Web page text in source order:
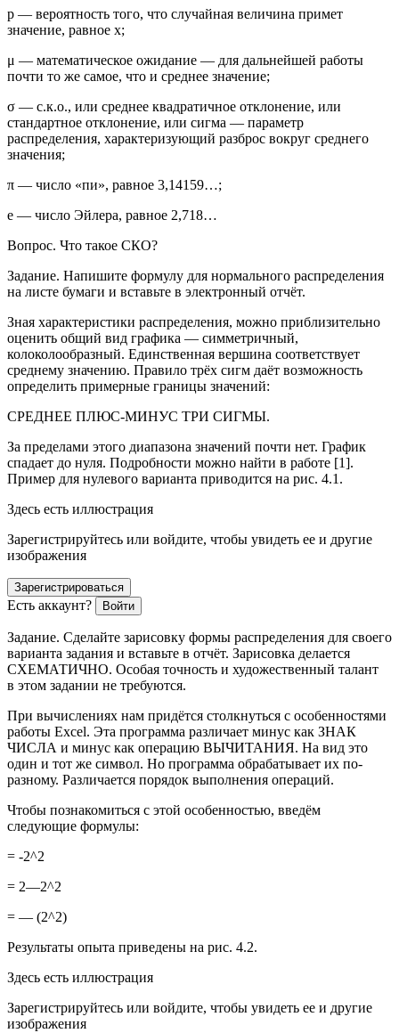
p — вероятность того, что случайная величина примет
значение, равное х;
μ — математическое ожидание — для дальнейшей работы
почти то же самое, что и среднее значение;
σ — с.к.о., или среднее квадратичное отклонение, или
стандартное отклонение, или сигма — параметр
распределения, характеризующий разброс вокруг среднего
значения;
π — число «пи», равное 3,14159…;
е — число Эйлера, равное 2,718…
Вопрос. Что такое СКО?
Задание. Напишите формулу для нормального распределения
на листе бумаги и вставьте в электронный отчёт.
Зная характеристики распределения, можно приблизительно
оценить общий вид графика — симметричный,
колоколообразный. Единственная вершина соответствует
среднему значению. Правило трёх сигм даёт возможность
определить примерные границы значений:
СРЕДНЕЕ ПЛЮС-МИНУС ТРИ СИГМЫ.
За пределами этого диапазона значений почти нет. График
спадает до нуля. Подробности можно найти в работе [1].
Пример для нулевого варианта приводится на рис. 4.1.
Здесь есть иллюстрация
Зарегистрируйтесь или войдите, чтобы увидеть ее и другие
изображения
Зарегистрироваться
Есть аккаунт? Войти
Задание. Сделайте зарисовку формы распределения для своего
варианта задания и вставьте в отчёт. Зарисовка делается
СХЕМАТИЧНО. Особая точность и художественный талант
в этом задании не требуются.
При вычислениях нам придётся столкнуться с особенностями
работы Excel. Эта программа различает минус как ЗНАК
ЧИСЛА и минус как операцию ВЫЧИТАНИЯ. На вид это
один и тот же символ. Но программа обрабатывает их по-
разному. Различается порядок выполнения операций.
Чтобы познакомиться с этой особенностью, введём
следующие формулы:
= -2^2
= 2—2^2
= — (2^2)
Результаты опыта приведены на рис. 4.2.
Здесь есть иллюстрация
Зарегистрируйтесь или войдите, чтобы увидеть ее и другие
изображения